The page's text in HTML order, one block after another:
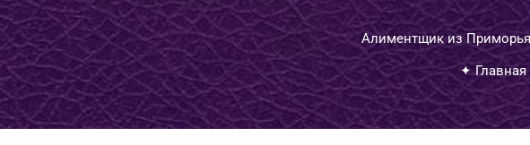
Алиментщик из Приморья
✦ Главная